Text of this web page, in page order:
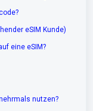
eSIM Kunde)
eine eSIM?
nutzen?